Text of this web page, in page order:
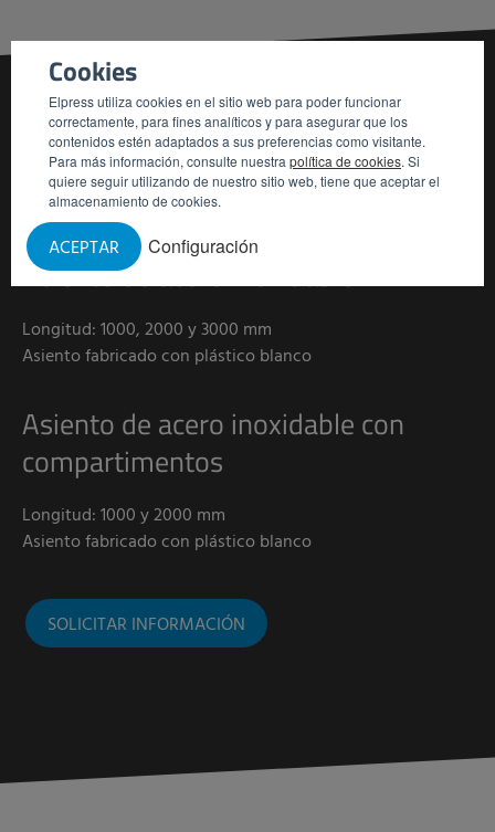
Cookies
Elpress utiliza cookies en el sitio web para poder funcionar
correctamente, para fines analíticos y para asegurar que los
contenidos estén adaptados a sus preferencias como visitante.
Para más información, consulte nuestra política de cookies. Si
quiere seguir utilizando de nuestro sitio web, tiene que aceptar el
almacenamiento de cookies.
Configuración
ACEPTAR
NUESTROSDISEÑOS
Asiento de acero inoxidable
Longitud: 1000, 2000 y 3000 mm
Asiento fabricado con plástico blanco
Asiento de acero inoxidable con
compartimentos
Longitud: 1000 y 2000 mm
Asiento fabricado con plástico blanco
SOLICITAR INFORMACIÓN